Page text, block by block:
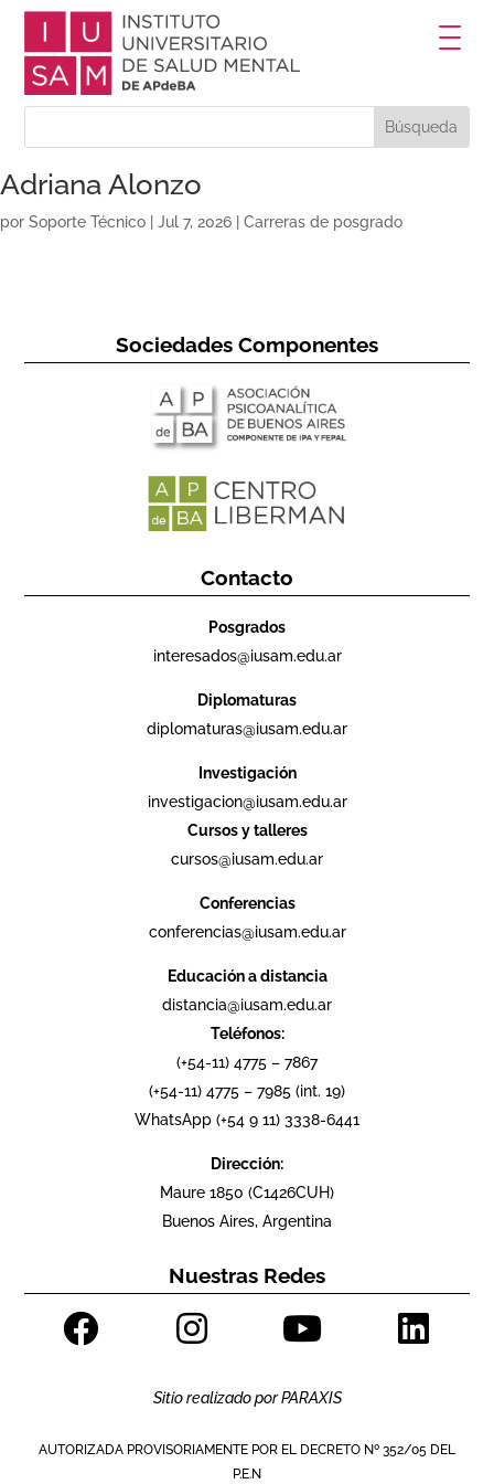
Adriana Alonzo
por Soporte Técnico Jul 7, 2026 Carreras de posgrado
Sociedades Componentes
Contacto
Posgrados
interesados@iusam.edu.ar
Diplomaturas
diplomaturas@iusam.edu.ar
Investigación
investigacion@iusam.edu.ar
Cursos y talleres
cursos@iusam.edu.ar
Conferencias
conferencias@iusam.edu.ar
Educación a distancia
distancia@iusam.edu.ar
Teléfonos:
(+54-11) 4775 – 7867
(+54-11) 4775 – 7985 (int. 19)
WhatsApp (+54 9 11) 3338-6441
Dirección:
Maure 1850 (C1426CUH)
Buenos Aires, Argentina
Nuestras Redes
Sitio realizado porPARAXIS
AUTORIZADA PROVISORIAMENTE POR EL DECRETO Nº 352/05 DEL
P.E.N